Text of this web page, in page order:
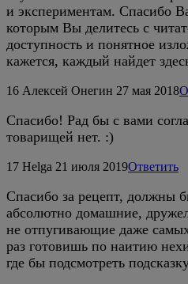
и экспериментам. Спасибо
которым Вы делитесь с
доступность и понятное
кажется, каждый найдет
16 Алексей Онегин 27 мая 2018
Спасибо! Рад бы с вами
товарищей нет. :)
17 Helga 21 июля 2019Ответить
Спасибо за рецепт, должны
абсолютно домашние,
не отпугивающие даже
раз готовишь по наитию
где бы подсмотреть